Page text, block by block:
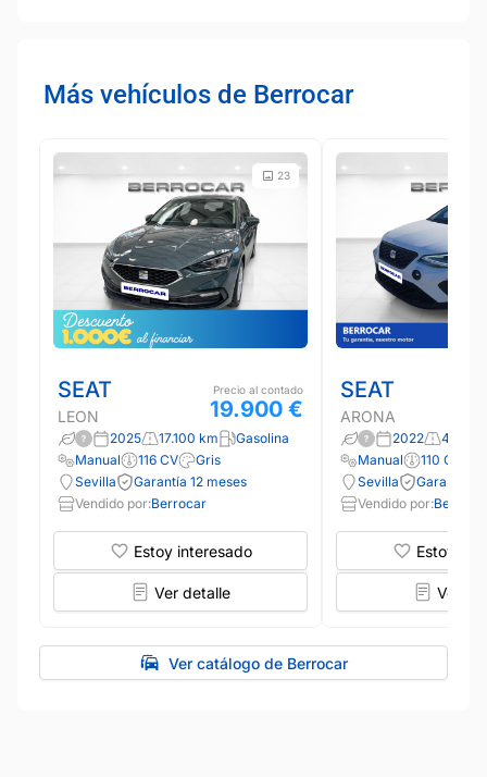
Más vehículos de Berrocar
23
SEAT
LEON
Precio al contado
19.900 €
2025 17.100 km
Gasolina
Manual
116 CV
Gris
Sevilla
Garantía 12 meses
Vendido por:Berrocar
Estoy interesado
Ver detalle
SEAT
ARONA
2022
4.985
Manual
110 CV
Sevilla
Garantía
Vendido por:
Estoy
Ver
Ver catálogo de Berrocar